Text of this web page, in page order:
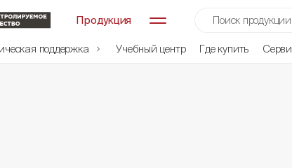
Продукция
поддержка Учебный центр Где купить